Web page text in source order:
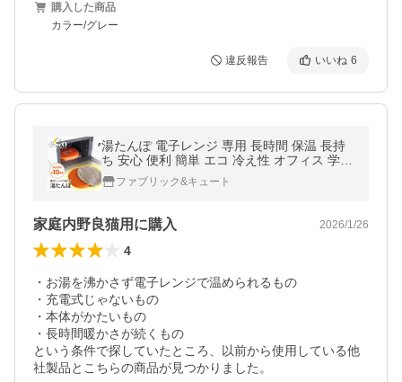
購入した商品
カラー/グレー
違反報告 いいね 6
湯たんぽ 電子レンジ 専用 長時間 保温 長持
ち 安心 便利 簡単 エコ 冷え性 オフィス 学校
リラポット 【EN】【◎80】/【MC】レンジ
で湯たんぽリラポット
ファブリック&キュート
家庭内野良猫用に購入 2026/1/26
4
・お湯を沸かさず電子レンジで温められるもの
・充電式じゃないもの
・本体がかたいもの
・長時間暖かさが続くもの
という条件で探していたところ、以前から使用している他
社製品とこちらの商品が見つかりました。